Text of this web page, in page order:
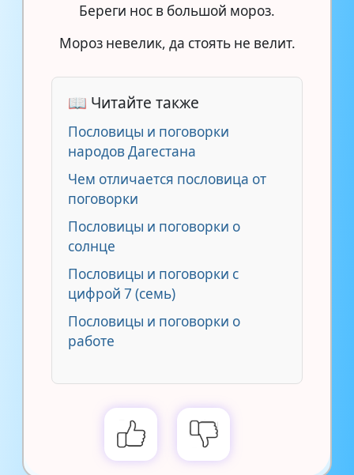
Береги нос в большой мороз.
Мороз невелик, да стоять не велит.
📖 Читайте также
Пословицы и поговорки
народов Дагестана
Чем отличается пословица от
поговорки
Пословицы и поговорки о
солнце
Пословицы и поговорки с
цифрой 7 (семь)
Пословицы и поговорки о
работе